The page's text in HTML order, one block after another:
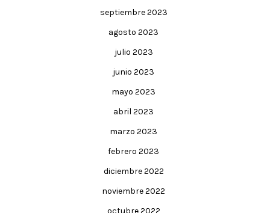
septiembre 2023
agosto 2023
julio 2023
junio 2023
mayo 2023
abril 2023
marzo 2023
febrero 2023
diciembre 2022
noviembre 2022
octubre 2022